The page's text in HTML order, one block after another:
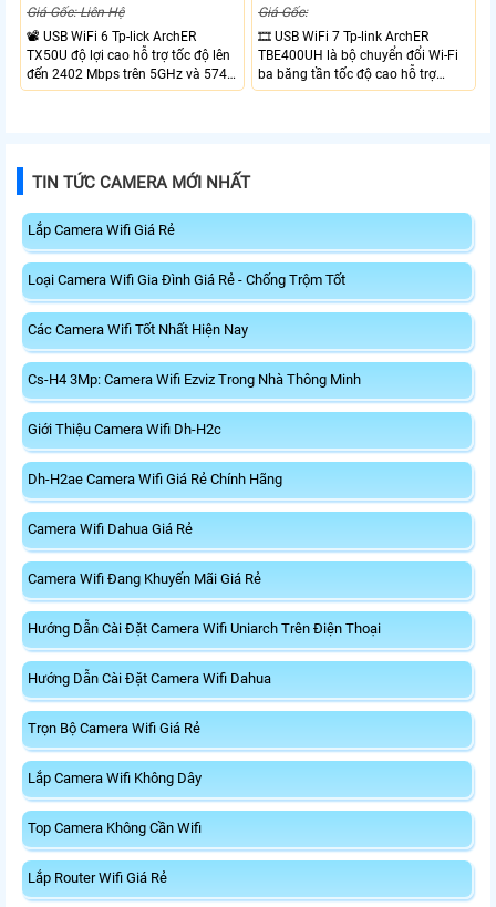
Giá Gốc: Liên Hệ
📽 USB WiFi 6 Tp-lick ArchER
TX50U độ lợi cao hỗ trợ tốc độ lên
đến 2402 Mbps trên 5GHz và 574
Mbps trên 2.4GHz mang đến kết
liệu nhanh, kết hợp WPA3 tăng
Giá Gốc:
🎞 USB WiFi 7 Tp-link ArchER
TBE400UH là bộ chuyển đổi Wi-Fi
ba băng tần tốc độ cao hỗ trợ
2882 Mbps trên 6GHz, 2882 Mbps
TIN TỨC CAMERA MỚI NHẤT
Lắp Camera Wifi Giá Rẻ
Loại Camera Wifi Gia Đình Giá Rẻ - Chống Trộm Tốt
Các Camera Wifi Tốt Nhất Hiện Nay
Cs-H4 3Mp: Camera Wifi Ezviz Trong Nhà Thông Minh
Giới Thiệu Camera Wifi Dh-H2c
Dh-H2ae Camera Wifi Giá Rẻ Chính Hãng
Camera Wifi Dahua Giá Rẻ
Camera Wifi Đang Khuyến Mãi Giá Rẻ
Hướng Dẫn Cài Đặt Camera Wifi Uniarch Trên Điện Thoại
Hướng Dẫn Cài Đặt Camera Wifi Dahua
Trọn Bộ Camera Wifi Giá Rẻ
Lắp Camera Wifi Không Dây
Top Camera Không Cần Wifi
Lắp Router Wifi Giá Rẻ